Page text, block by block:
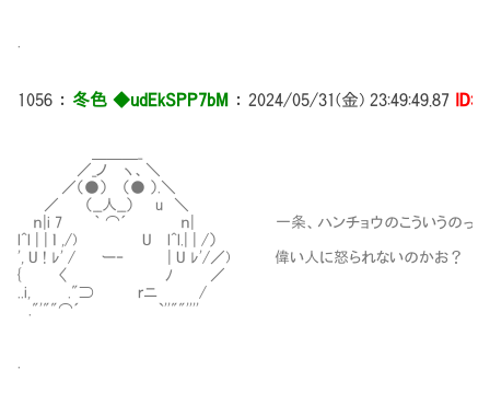
1056 ： 冬色 ◆udEkSPP7bM ： 2024/05/31(金) 23:49:49.87
／_ノ ヽ、＼
／（●） （● ）.＼
／ （__人__） u ＼
ｎ|i 7 ｀ ⌒´ ｎ| 一条、ハンチョウのこういうのって
l^l | | ｌ ,/) U l^l.| | /）
', U ! ﾚ' / ー‐ | U ﾚ'/／) 偉い人に怒られないのかお？
{ 〈 ﾉ ／
..i, ."⊃ ｒニ /
."'""⌒´ `''""''''